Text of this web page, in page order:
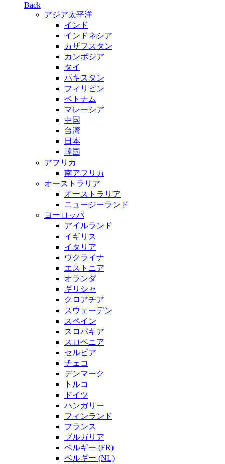
Back
アジア太平洋
インド
インドネシア
カザフスタン
カンボジア
タイ
パキスタン
フィリピン
ベトナム
マレーシア
中国
台湾
日本
韓国
アフリカ
南アフリカ
オーストラリア
オーストラリア
ニュージーランド
ヨーロッパ
アイルランド
イギリス
イタリア
ウクライナ
エストニア
オランダ
ギリシャ
クロアチア
スウェーデン
スペイン
スロバキア
スロベニア
セルビア
チェコ
デンマーク
トルコ
ドイツ
ハンガリー
フィンランド
フランス
ブルガリア
ベルギー (FR)
ベルギー (NL)